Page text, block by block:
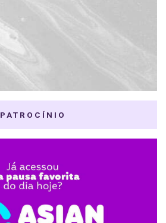
PATROCÍNIO